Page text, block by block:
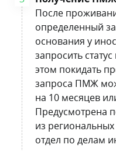
После
определенный
основания у
запросить
этом покидать
запроса ПМЖ
на 10 месяцев
Предусмотрена
из
отдел по делам